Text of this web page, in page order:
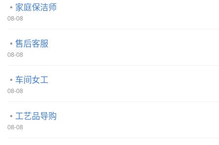
家庭保洁师
08-08
售后客服
08-08
车间女工
08-08
工艺品导购
08-08